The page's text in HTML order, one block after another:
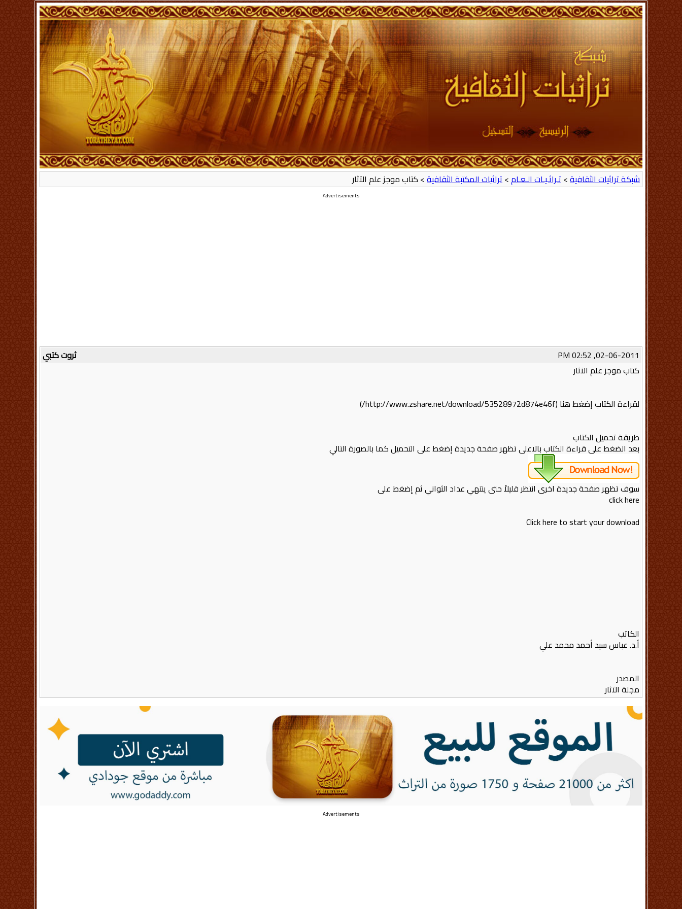
شبكة تراثيات الثقافية>تـراثـيـات الـعـام>تراثيات المكتبة الثقافية> كتاب موجز علم الآثار
Advertisements
ثروت كتبي
02-06-2011, 02:52 PM
كتاب موجز علم الآثار
لقراءة الكتاب إضغط هنا (http://www.zshare.net/download/53528972d874e46f/)
طريقة تحميل الكتاب
بعد الضغط على قراءة الكتاب بالاعلى تظهر صفحة جديدة إضغط على التحميل كما بالصورة التالي
سوف تظهر صفحة جديدة اخرى انتظر قليلاً حتى ينتهي عداد الثواني ثم إضغط على
click here
Click here to start your download
الكاتب
أ.د. عباس سيد أحمد محمد علي
المصدر
مجلة الآثار
Advertisements